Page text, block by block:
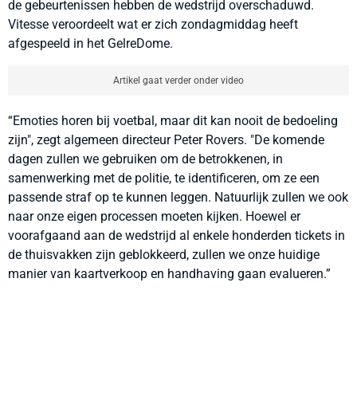
de gebeurtenissen hebben de wedstrijd overschaduwd.
Vitesse veroordeelt wat er zich zondagmiddag heeft
afgespeeld in het GelreDome.
Artikel gaat verder onder video
“Emoties horen bij voetbal, maar dit kan nooit de bedoeling
zijn", zegt algemeen directeur Peter Rovers. "De komende
dagen zullen we gebruiken om de betrokkenen, in
samenwerking met de politie, te identificeren, om ze een
passende straf op te kunnen leggen. Natuurlijk zullen we ook
naar onze eigen processen moeten kijken. Hoewel er
voorafgaand aan de wedstrijd al enkele honderden tickets in
de thuisvakken zijn geblokkeerd, zullen we onze huidige
manier van kaartverkoop en handhaving gaan evalueren.”